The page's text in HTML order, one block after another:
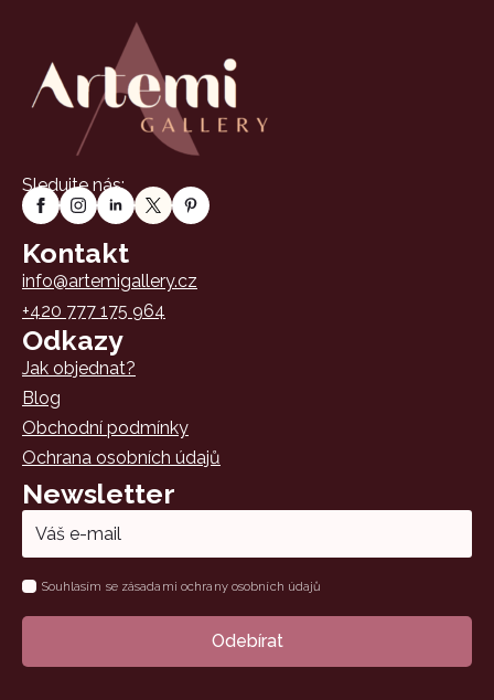
Sledujte nás:
Kontakt
info@artemigallery.cz
+420 777 175 964
Odkazy
Jak objednat?
Blog
Obchodní podmínky
Ochrana osobních údajů
Newsletter
Email
NameSouhlasím se zásadami ochrany osobních údajů
Odebírat